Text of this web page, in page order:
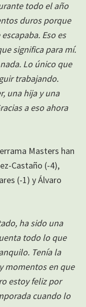
todo el año
duros porque
Eso es
significa para mí.
Lo único que
trabajando.
una hija y una
a eso ahora
Masters han
Castaño (-4),
(-1) y Álvaro
ha sido una
todo lo que
Tenía la
momentos en que
estoy feliz por
cuando lo